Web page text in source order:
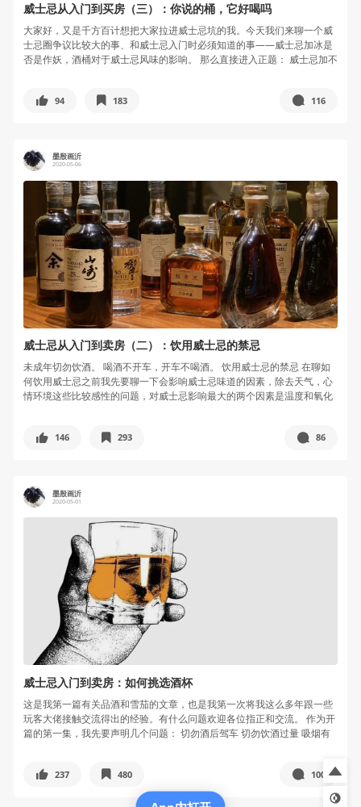
威士忌从入门到买房（三）：你说的桶，它好喝吗
大家好，又是千方百计想把大家拉进威士忌坑的我。今天我们来聊一个威
士忌圈争议比较大的事、和威士忌入门时必须知道的事——威士忌加冰是
否是作妖，酒桶对于威士忌风味的影响。 那么直接进入正题： 威士忌加不
94 183 116
墨殷画沂
2020-05-06
威士忌从入门到卖房（二）：饮用威士忌的禁忌
未成年切勿饮酒。 喝酒不开车，开车不喝酒。 饮用威士忌的禁忌 在聊如
何饮用威士忌之前我先要聊一下会影响威士忌味道的因素，除去天气，心
情环境这些比较感性的问题，对威士忌影响最大的两个因素是温度和氧化
146 293 86
墨殷画沂
2020-05-01
威士忌入门到卖房：如何挑选酒杯
这是我第一篇有关品酒和雪茄的文章，也是我第一次将我这么多年跟一些
玩客大佬接触交流得出的经验。有什么问题欢迎各位指正和交流。 作为开
篇的第一集，我先要声明几个问题： 切勿酒后驾车 切勿饮酒过量 吸烟有
237 480 100